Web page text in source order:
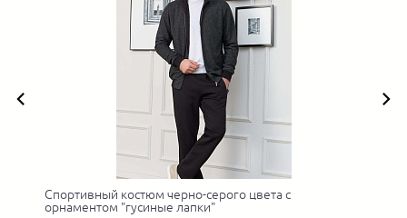
Спортивный костюм черно-серого цвета с
орнаментом "гусиные лапки"